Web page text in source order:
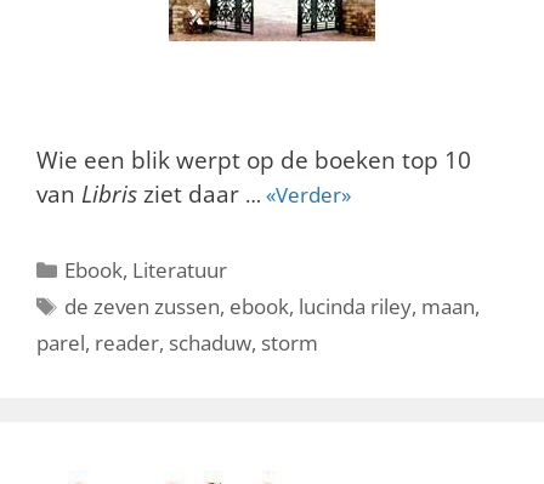
Wie een blik werpt op de boeken top 10
van Libris ziet daar … «Verder»
Categorieën
Ebook, Literatuur
Tags
de zeven zussen, ebook, lucinda riley, maan,
parel, reader, schaduw, storm